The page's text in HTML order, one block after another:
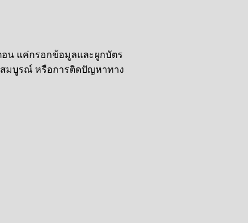
ตอน แค่กรอกข้อมูลและผูกบัตร
สมบูรณ์ หรือการติดปัญหาทาง